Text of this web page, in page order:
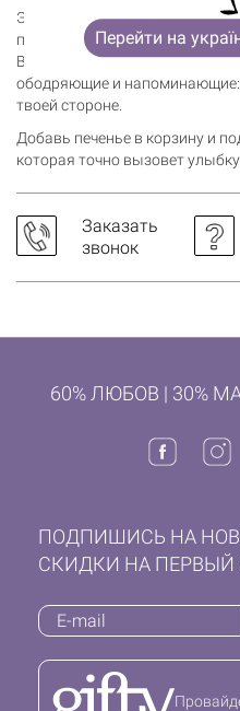
Это печенье о вашей дружбе,
поддержке и тех словах,
Внутри — маленькие
ободряющие и напоминающие:
твоей стороне.
Добавь печенье в корзину и
которая точно вызовет
Заказать
звонок
60% ЛЮБОВ | 30%
ПОДПИШИСЬ НА
СКИДКИ НА ПЕРВЫЙ
Перейти на